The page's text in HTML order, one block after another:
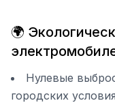
🌍
Нулевые
городских